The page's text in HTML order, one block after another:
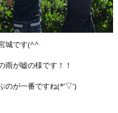
城です(^^ゞ
雨が嘘の様です！！
のが一番ですね(*’▽’)